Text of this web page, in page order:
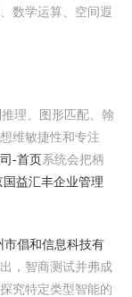
数学运算、空间遐
理、图形匹配、翰
维敏捷性和专注
-首页系统会把柄
国益汇丰企业管理
市倡和信息科技有
，智商测试并弗成
究特定类型智能的